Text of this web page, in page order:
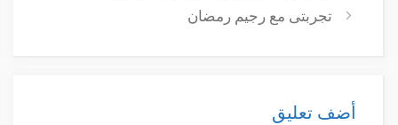
تجربتى مع رجيم رمضان
أضف تعليق